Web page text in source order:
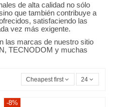
de alta calidad no sólo
que también contribuye a
satisfaciendo las
vez más exigente.
las marcas de nuestro sitio
TECNODOM y muchas
Cheapest first 24
-8%